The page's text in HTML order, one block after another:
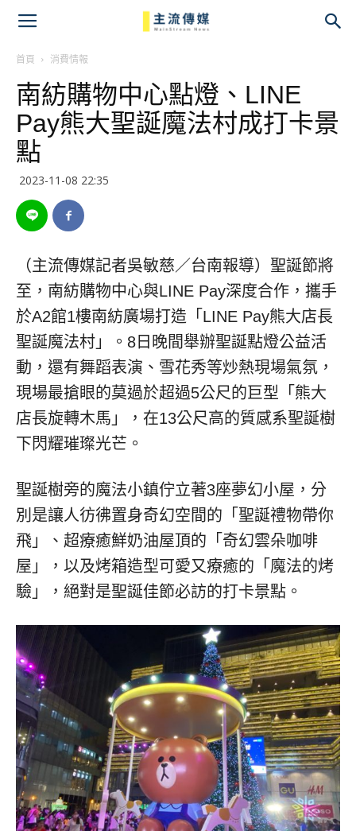
首頁 消費情報
南紡購物中心點燈、LINE
Pay熊大聖誕魔法村成打卡景
點
2023-11-08 22:35
（主流傳媒記者吳敏慈／台南報導）聖誕節將
至，南紡購物中心與LINE Pay深度合作，攜手
於A2館1樓南紡廣場打造「LINE Pay熊大店長
聖誕魔法村」。8日晚間舉辦聖誕點燈公益活
動，還有舞蹈表演、雪花秀等炒熱現場氣氛，
現場最搶眼的莫過於超過5公尺的巨型「熊大
店長旋轉木馬」，在13公尺高的質感系聖誕樹
下閃耀璀璨光芒。
聖誕樹旁的魔法小鎮佇立著3座夢幻小屋，分
別是讓人彷彿置身奇幻空間的「聖誕禮物帶你
飛」、超療癒鮮奶油屋頂的「奇幻雲朵咖啡
屋」，以及烤箱造型可愛又療癒的「魔法的烤
驗」，絕對是聖誕佳節必訪的打卡景點。